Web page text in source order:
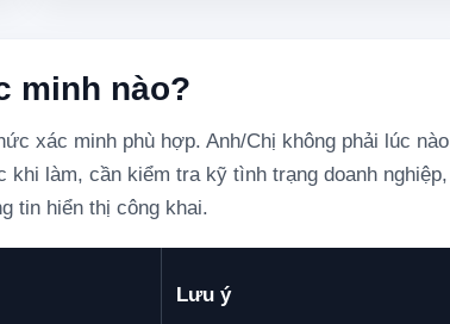
minh nào?
xác minh phù hợp. Anh/Chị không phải lúc nào
làm, cần kiểm tra kỹ tình trạng doanh nghiệp,
tin hiển thị công khai.
Lưu ý